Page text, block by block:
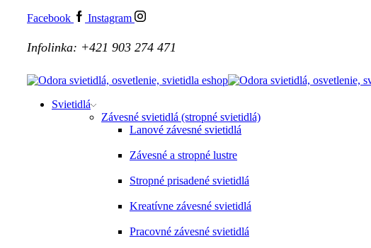
Facebook Instagram
Infolinka: +421 903 274 471
Svietidlá
Závesné svietidlá (stropné svietidlá)
Lanové závesné svietidlá
Závesné a stropné lustre
Stropné prisadené svietidlá
Kreatívne závesné svietidlá
Pracovné závesné svietidlá